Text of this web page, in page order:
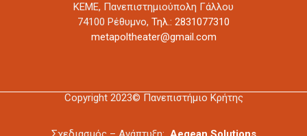
ΚΕΜΕ, Πανεπιστημιούπολη Γάλλου
74100 Ρέθυμνο, Τηλ.: 2831077310
metapoltheater@gmail.com
Copyright 2023© Πανεπιστήμιο Κρήτης